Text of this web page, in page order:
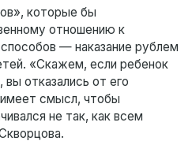
которые бы
отношению к
— наказание рублем
«Скажем, если ребенок
вы отказались от его
смысл, чтобы
не так, как всем